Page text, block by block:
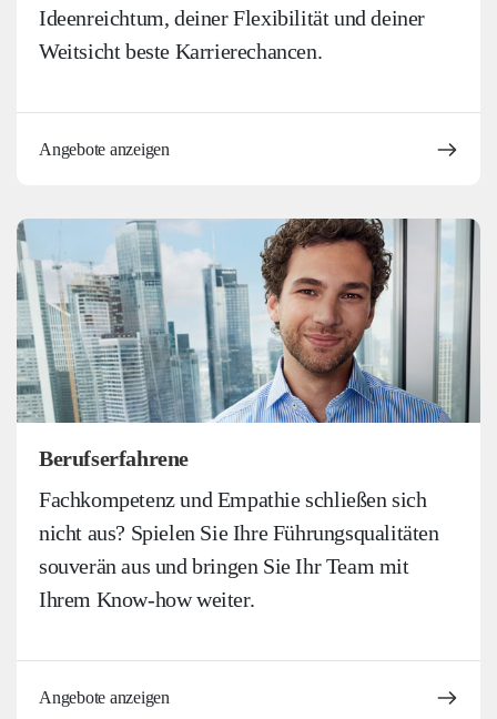
Ideenreichtum, deiner Flexibilität und deiner
Weitsicht beste Karrierechancen.
Angebote anzeigen
Berufserfahrene
Fachkompetenz und Empathie schließen sich
nicht aus? Spielen Sie Ihre Führungsqualitäten
souverän aus und bringen Sie Ihr Team mit
Ihrem Know-how weiter.
Angebote anzeigen